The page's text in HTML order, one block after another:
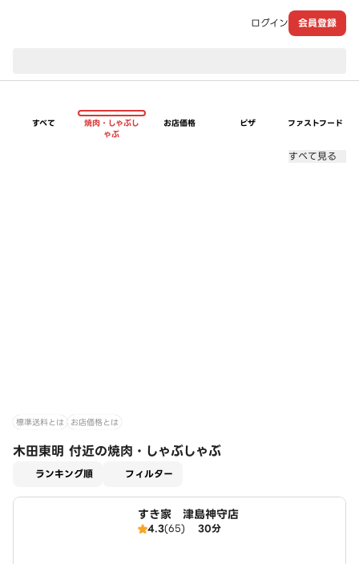
ログイン 会員登録
すべて
焼肉・しゃぶし
ゃぶ
お店価格 ピザ ファストフード
すべて見る
標準送料とは お店価格とは
木田東明 付近の焼肉・しゃぶしゃぶ
ランキング順 フィルター
すき家 津島神守店
4.3(65) 30分